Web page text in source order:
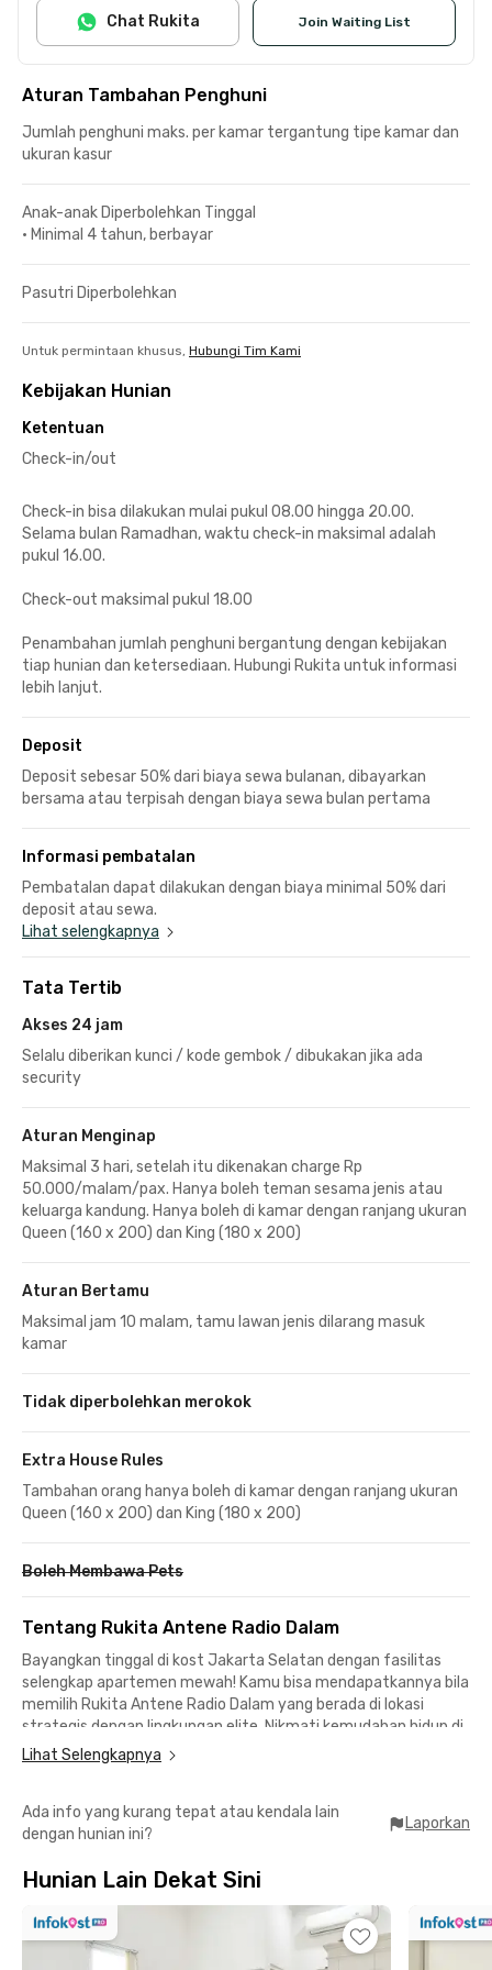
Join Waiting List
Chat Rukita
Aturan Tambahan Penghuni
Jumlah penghuni maks. per kamar tergantung tipe kamar dan
ukuran kasur
Anak-anak Diperbolehkan Tinggal
• Minimal 4 tahun, berbayar
Pasutri Diperbolehkan
Untuk permintaan khusus, Hubungi Tim Kami
Kebijakan Hunian
Ketentuan
Check-in/out
Check-in bisa dilakukan mulai pukul 08.00 hingga 20.00.
Selama bulan Ramadhan, waktu check-in maksimal adalah
pukul 16.00.
Check-out maksimal pukul 18.00
Penambahan jumlah penghuni bergantung dengan kebijakan
tiap hunian dan ketersediaan. Hubungi Rukita untuk informasi
lebih lanjut.
Deposit
Deposit sebesar 50% dari biaya sewa bulanan, dibayarkan
bersama atau terpisah dengan biaya sewa bulan pertama
Informasi pembatalan
Pembatalan dapat dilakukan dengan biaya minimal 50% dari
deposit atau sewa.
Lihat selengkapnya
Tata Tertib
Akses 24 jam
Selalu diberikan kunci / kode gembok / dibukakan jika ada
security
Aturan Menginap
Maksimal 3 hari, setelah itu dikenakan charge Rp
50.000/malam/pax. Hanya boleh teman sesama jenis atau
keluarga kandung. Hanya boleh di kamar dengan ranjang ukuran
Queen (160 x 200) dan King (180 x 200)
Aturan Bertamu
Maksimal jam 10 malam, tamu lawan jenis dilarang masuk
kamar
Tidak diperbolehkan merokok
Extra House Rules
Tambahan orang hanya boleh di kamar dengan ranjang ukuran
Queen (160 x 200) dan King (180 x 200)
Boleh Membawa Pets
Tentang Rukita Antene Radio Dalam
Bayangkan tinggal di kost Jakarta Selatan dengan fasilitas
selengkap apartemen mewah! Kamu bisa mendapatkannya bila
memilih Rukita Antene Radio Dalam yang berada di lokasi
strategis dengan lingkungan elite. Nikmati kemudahan hidup di
hunian coliving eksklusif yang dirancang khusus untuk para
profesional muda yang dinamis.
Lokasi Premium, Akses Tanpa Batas:
📍 Hanya 300 meter dari ACE Hardware, dikelilingi cafe Jaksel
perkantoran bergengsi.
🏢 Akses mudah ke area perkantoran di Gandaria, Pondok Indah,
Blok M, dan Senayan, menjadikan mobilitas harianmu lancar.
🚆 Dekat dengan stasiun MRT dan halte bus TransJakarta,
Lihat Selengkapnya
Ada info yang kurang tepat atau kendala lain
dengan hunian ini?
Laporkan
Hunian Lain Dekat Sini